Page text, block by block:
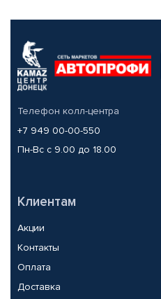
Телефон колл-центра
+7 949 00-00-550
Пн-Вс с 9.00 до 18.00
Клиентам
Акции
Контакты
Оплата
Доставка